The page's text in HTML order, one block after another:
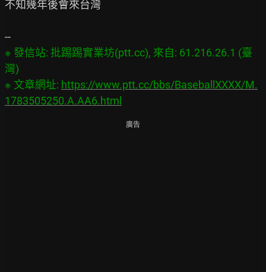
不知幾年後會來台灣
※ 發信站: 批踢踢實業坊(ptt.cc), 來自: 61.216.26.1 (臺
灣)
※ 文章網址: https://www.ptt.cc/bbs/BaseballXXXX/M.
1783505250.A.AA6.html
廣告